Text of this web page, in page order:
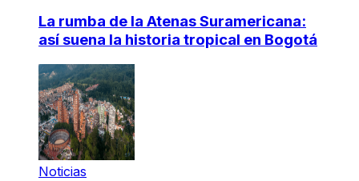
La rumba de la Atenas Suramericana:
así suena la historia tropical en Bogotá
Noticias